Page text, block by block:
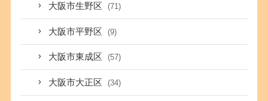
大阪市生野区 (71)
大阪市平野区 (9)
大阪市東成区 (57)
大阪市大正区 (34)